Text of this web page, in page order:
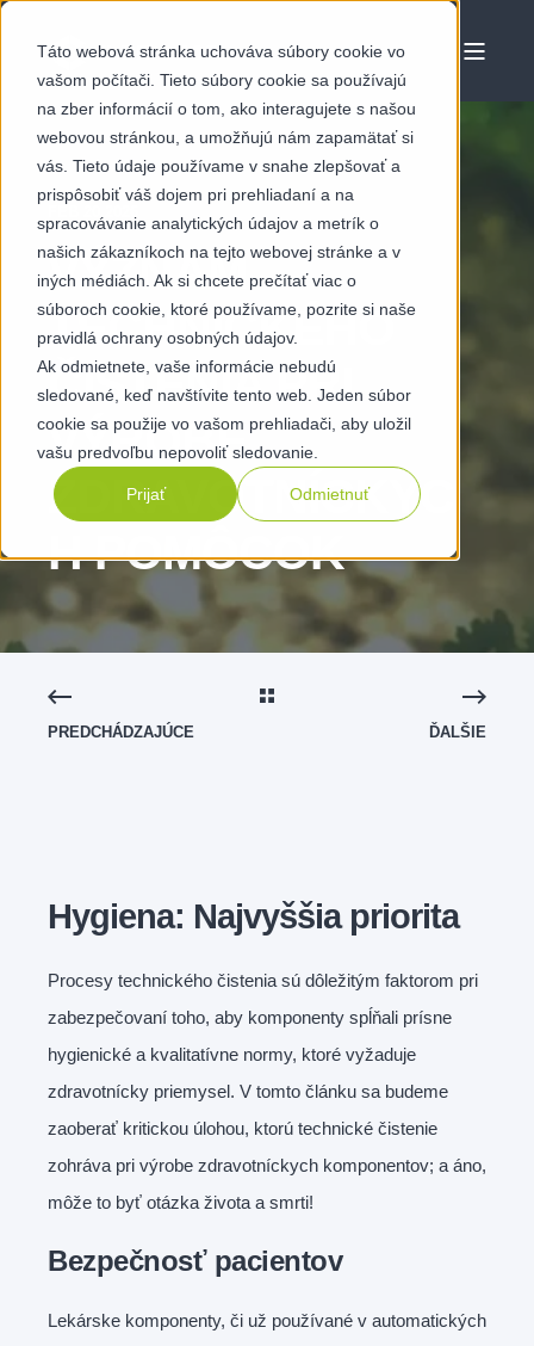
Táto webová stránka uchováva súbory cookie vo
vašom počítači. Tieto súbory cookie sa používajú
na zber informácií o tom, ako interagujete s našou
webovou stránkou, a umožňujú nám zapamätať si
vás. Tieto údaje používame v snahe zlepšovať a
prispôsobiť váš dojem pri prehliadaní a na
spracovávanie analytických údajov a metrík o
našich zákazníkoch na tejto webovej stránke a v
iných médiách. Ak si chcete prečítať viac o
súboroch cookie, ktoré používame, pozrite si naše
pravidlá ochrany osobných údajov.
Ak odmietnete, vaše informácie nebudú
sledované, keď navštívite tento web. Jeden súbor
cookie sa použije vo vašom prehliadači, aby uložil
vašu predvoľbu nepovoliť sledovanie.
Prijať Odmietnuť
VÝZNAM
TECHNICKÉHO
ČISTENIA PRI
VÝROBE
ZDRAVOTNÍCKYC
H POMÔCOK
PREDCHÁDZAJÚCE ĎALŠIE
Hygiena: Najvyššia priorita
Procesy technického čistenia sú dôležitým faktorom pri
zabezpečovaní toho, aby komponenty spĺňali prísne
hygienické a kvalitatívne normy, ktoré vyžaduje
zdravotnícky priemysel. V tomto článku sa budeme
zaoberať kritickou úlohou, ktorú technické čistenie
zohráva pri výrobe zdravotníckych komponentov; a áno,
môže to byť otázka života a smrti!
Bezpečnosť pacientov
Lekárske komponenty, či už používané v automatických